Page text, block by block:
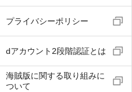
プライバシーポリシー
dアカウント2段階認証とは
海賊版に関する取り組みに
ついて